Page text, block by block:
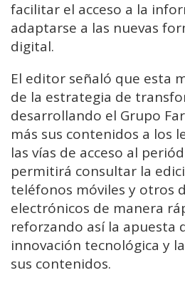
facilitar el acceso a la
adaptarse a las nuevas
digital.
El editor señaló que esta
de la estrategia de
desarrollando el Grupo
más sus contenidos a los
las vías de acceso al
permitirá consultar la
teléfonos móviles y otros
electrónicos de manera
reforzando así la apuesta
innovación tecnológica y
sus contenidos.